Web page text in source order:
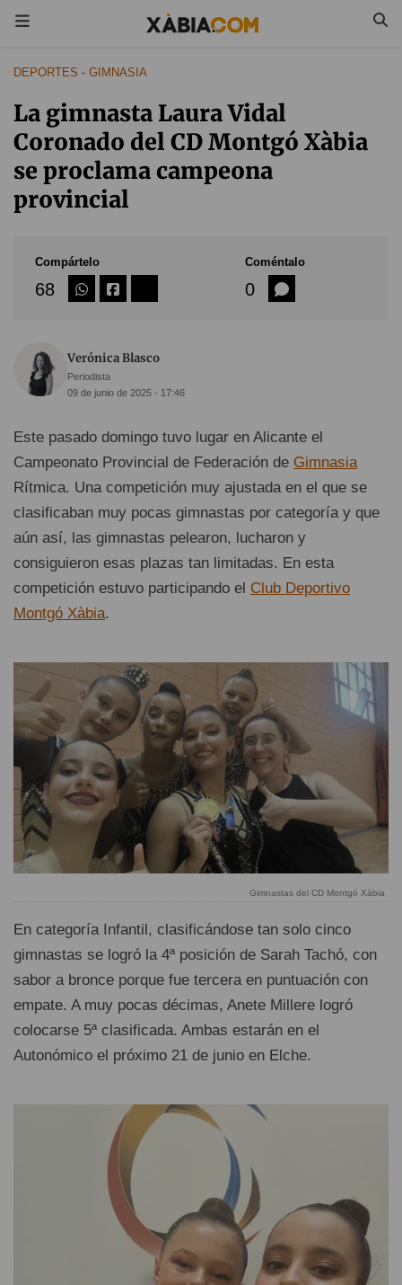
DEPORTES - GIMNASIA
La gimnasta Laura Vidal
Coronado del CD Montgó Xàbia
se proclama campeona
provincial
Compártelo
68
Coméntalo
0
Verónica Blasco
Periodista
09 de junio de 2025 - 17:46
Este pasado domingo tuvo lugar en Alicante el
Campeonato Provincial de Federación de Gimnasia
Rítmica. Una competición muy ajustada en el que se
clasificaban muy pocas gimnastas por categoría y que
aún así, las gimnastas pelearon, lucharon y
consiguieron esas plazas tan limitadas. En esta
competición estuvo participando el Club Deportivo
Montgó Xàbia.
Gimnastas del CD Montgó Xàbia
En categoría Infantil, clasificándose tan solo cinco
gimnastas se logró la 4ª posición de Sarah Tachó, con
sabor a bronce porque fue tercera en puntuación con
empate. A muy pocas décimas, Anete Millere logró
colocarse 5ª clasificada. Ambas estarán en el
Autonómico el próximo 21 de junio en Elche.